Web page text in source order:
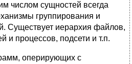
числом сущностей всегда
группирования и
Существует иерархия файлов,
и процессов, подсети и т.п.
оперирующих с